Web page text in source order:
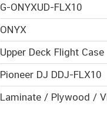
G-ONYXUD-FLX10
ONYX
Upper Deck Flight Case
Pioneer DJ DDJ-FLX10
Laminate / Plywood /